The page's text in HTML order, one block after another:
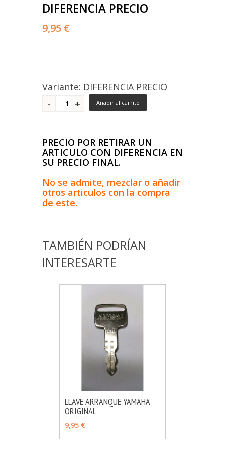
DIFERENCIA PRECIO
9,95 €
Variante: DIFERENCIA PRECIO
Añadir al carrito
PRECIO POR RETIRAR UN
ARTICULO CON DIFERENCIA EN
SU PRECIO FINAL.
No se admite, mezclar o añadir
otros articulos con la compra
de este.
TAMBIÉN PODRÍAN
INTERESARTE
VER OPCIONES
LLAVE ARRANQUE YAMAHA
ORIGINAL
9,95 €